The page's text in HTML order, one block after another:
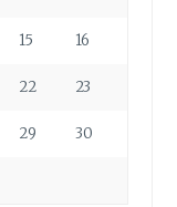
15 16
22 23
29 30